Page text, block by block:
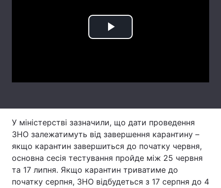
Статті
Послуги
Play
У міністерстві зазначили, що дати проведення
ЗНО залежатимуть від завершення карантину –
якщо карантин завершиться до початку червня,
основна сесія тестування пройде між 25 червня
та 17 липня. Якщо карантин триватиме до
початку серпня, ЗНО відбудеться з 17 серпня до 4